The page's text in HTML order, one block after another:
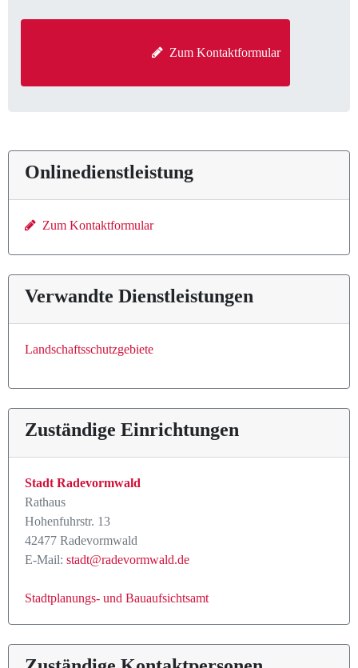
Zum Kontaktformular
Onlinedienstleistung
Zum Kontaktformular
Verwandte Dienstleistungen
Landschaftsschutzgebiete
Zuständige Einrichtungen
Stadt Radevormwald
Rathaus
Hohenfuhrstr. 13
42477 Radevormwald
E-Mail: stadt@radevormwald.de
Stadtplanungs- und Bauaufsichtsamt